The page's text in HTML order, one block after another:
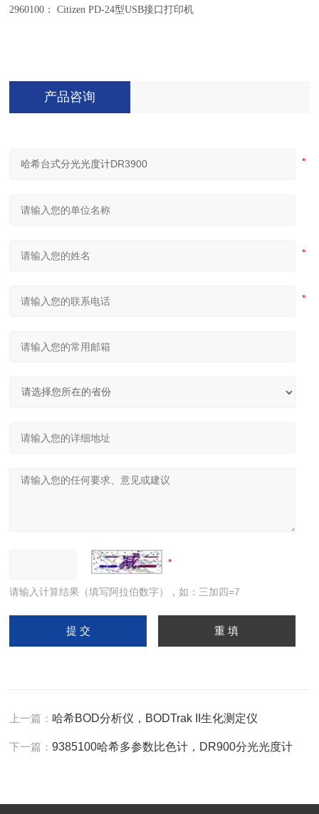
2960100： Citizen PD-24型USB接口打印机
产品咨询
请输入计算结果（填写阿拉伯数字），如：三加四=7
上一篇： 哈希BOD分析仪，BODTrak II生化测定仪
下一篇：9385100哈希多参数比色计，DR900分光光度计